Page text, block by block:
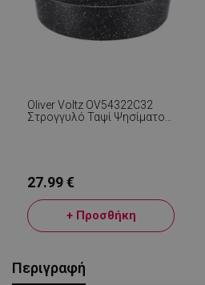
Oliver Voltz OV54322C32
Στρογγυλό Ταψί Ψησίματος,
27.99 €
+ Προσθήκη
Περιγραφή